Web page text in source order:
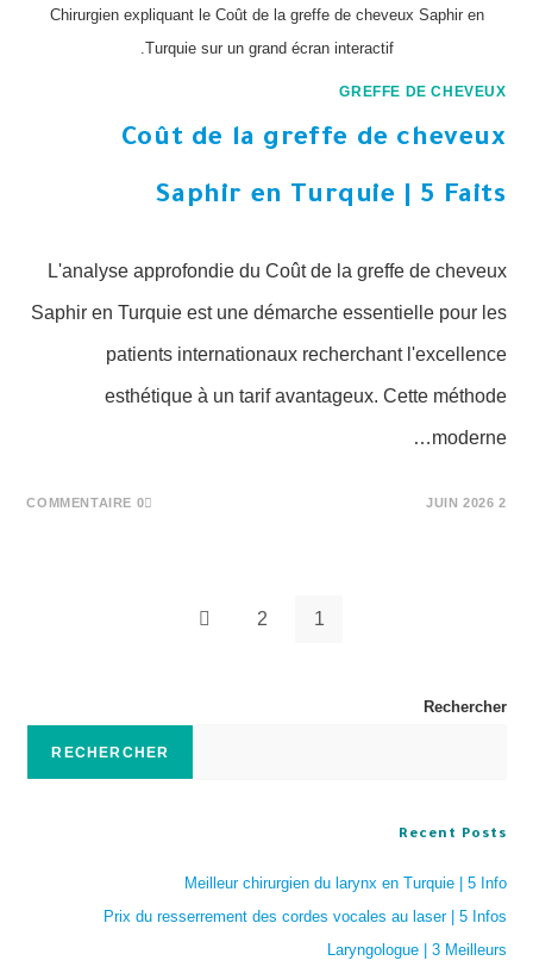
Chirurgien expliquant le Coût de la greffe de cheveux Saphir en
Turquie sur un grand écran interactif.
GREFFE DE CHEVEUX
Coût de la greffe de cheveux
Saphir en Turquie | 5 Faits
L'analyse approfondie du Coût de la greffe de cheveux
Saphir en Turquie est une démarche essentielle pour les
patients internationaux recherchant l'excellence
esthétique à un tarif avantageux. Cette méthode
moderne…
0 COMMENTAIRE 2 JUIN 2026
1
2
Rechercher
RECHERCHER
Recent Posts
Meilleur chirurgien du larynx en Turquie | 5 Info
Prix du resserrement des cordes vocales au laser | 5 Infos
Laryngologue | 3 Meilleurs